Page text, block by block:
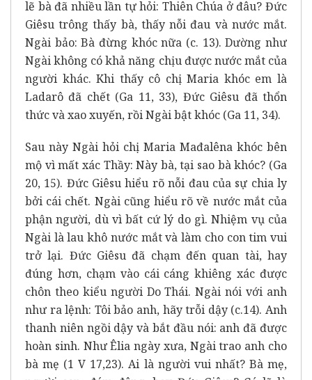
lẽ bà đã nhiều lần tự hỏi: Thiên Chúa ở đâu? Đức
Giêsu trông thấy bà, thấy nỗi đau và nước mắt.
Ngài bảo: Bà đừng khóc nữa (c. 13).Dường như
Ngài không có khả năng chịu được nước mắt của
người khác.Khi thấy cô chị Maria khóc em là
Ladarô đã chết (Ga 11, 33), Đức Giêsu đã thổn
thức và xao xuyến, rồi Ngài bật khóc (Ga 11, 34).
Sau này Ngài hỏi chị Maria Mađalêna khóc bên
mộ vì mất xác Thầy:Này bà, tại sao bà khóc? (Ga
20, 15). Đức Giêsu hiểu rõ nỗi đau của sự chia ly
bởi cái chết. Ngài cũng hiểu rõ về nước mắt của
phận người, dù vì bất cứ lý do gì.Nhiệm vụ của
Ngài là lau khô nước mắt và làm cho con tim vui
trở lại. Đức Giêsu đã chạm đến quan tài, hay
đúng hơn, chạm vào cái cáng khiêng xác được
chôn theo kiểu người Do Thái.Ngài nói với anh
như ra lệnh: Tôi bảo anh, hãy trỗi dậy (c.14). Anh
thanh niên ngồi dậy và bắt đầu nói: anh đã được
hoàn sinh. Như Êlia ngày xưa, Ngài trao anh cho
bà mẹ (1 V 17,23).Ai là người vui nhất? Bà mẹ,